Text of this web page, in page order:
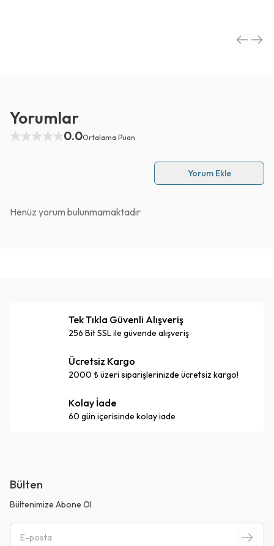
Yorumlar
0.0Ortalama Puan
Yorum Ekle
Henüz yorum bulunmamaktadır
Tek Tıkla Güvenli Alışveriş
256 Bit SSL ile güvende alışveriş
Ücretsiz Kargo
2000 ₺ üzeri siparişlerinizde ücretsiz kargo!
Kolay İade
60 gün içerisinde kolay iade
Bülten
Bültenimize Abone Ol